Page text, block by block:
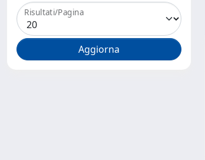
Risultati/Pagina